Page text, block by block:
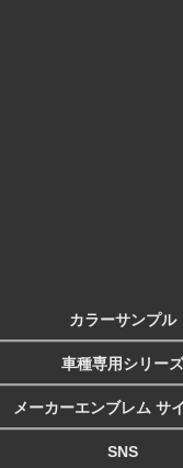
カラーサンプル
車種専用シリーズ
メーカーエンブレム サ
SNS